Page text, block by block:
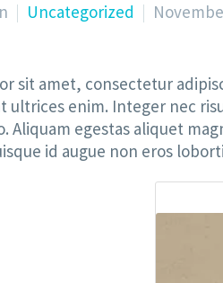
Uncategorized
sit amet, consectetur
ultrices enim. Integer nec
Aliquam egestas aliquet
id augue non eros